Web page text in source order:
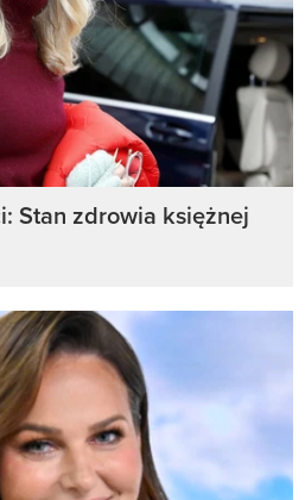
Stan zdrowia księżnej